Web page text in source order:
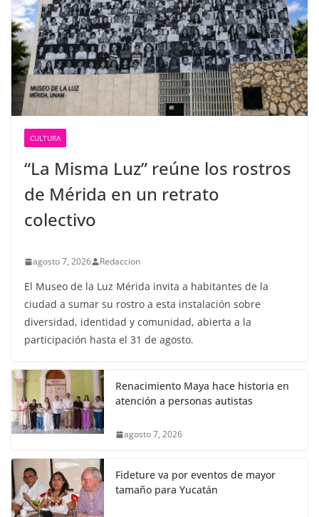
CULTURA
“La Misma Luz” reúne los rostros
de Mérida en un retrato
colectivo
agosto 7, 2026 Redaccion
El Museo de la Luz Mérida invita a habitantes de la
ciudad a sumar su rostro a esta instalación sobre
diversidad, identidad y comunidad, abierta a la
participación hasta el 31 de agosto.
Renacimiento Maya hace historia en
atención a personas autistas
agosto 7, 2026
Fideture va por eventos de mayor
tamaño para Yucatán